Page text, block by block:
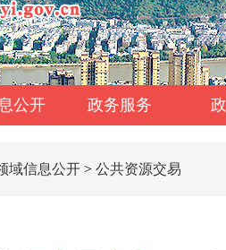
公开 政务服务
域信息公开 > 公共资源交易